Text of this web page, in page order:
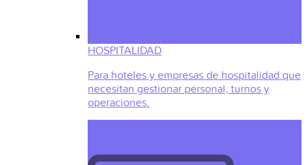
HOSPITALIDAD
Para hoteles y empresas de hospitalidad que
necesitan gestionar personal, turnos y
operaciones.